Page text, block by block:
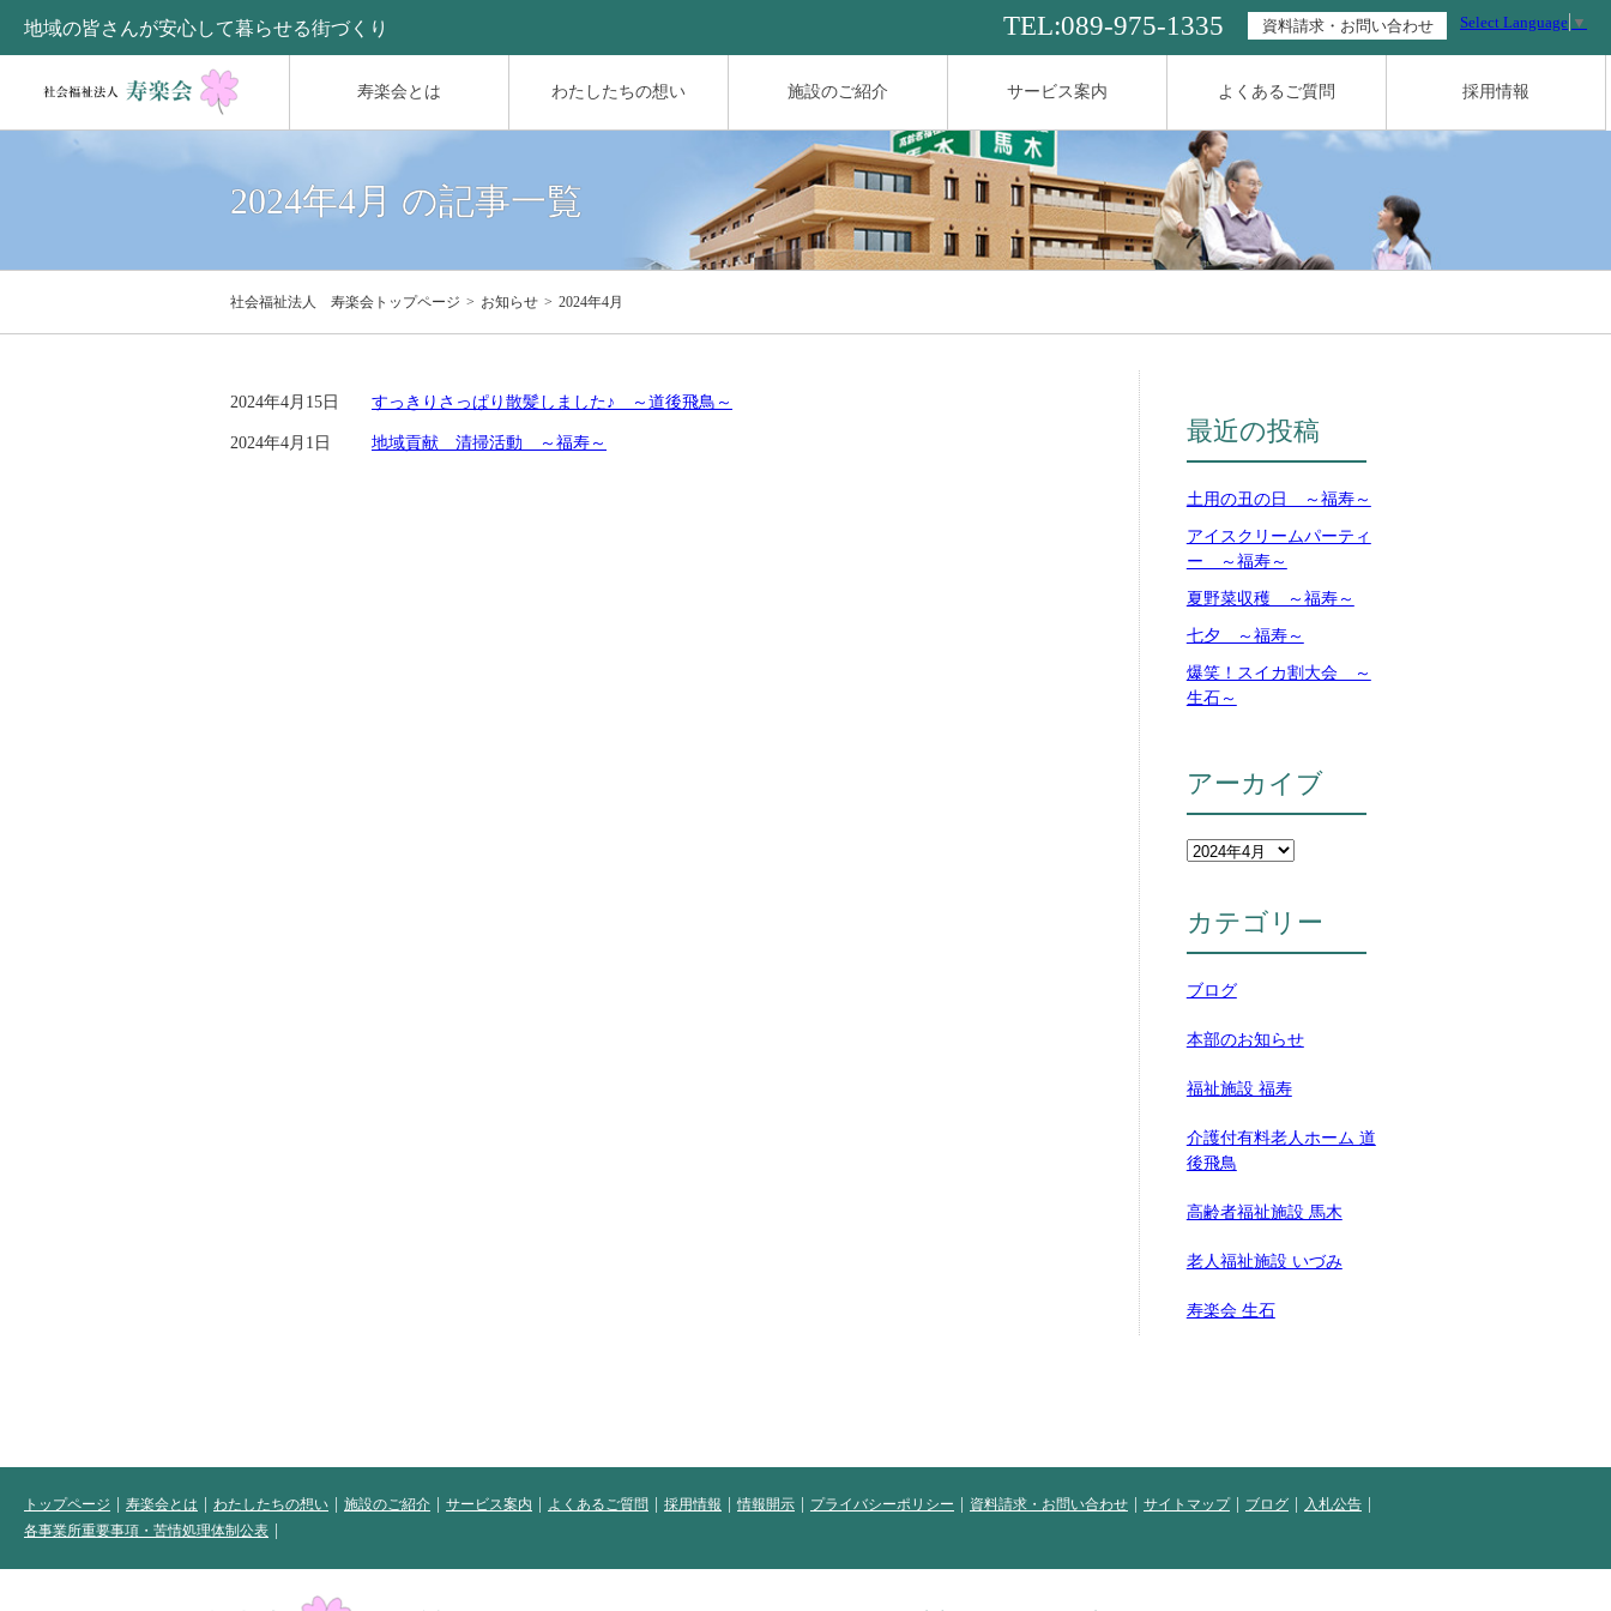
寿楽会とは わたしたちの想い 施設のご紹介 サービス案内 よくあるご質問 採用情報
地域の皆さんが安心して暮らせる街づくり TEL:089-975-1335 資料請求・お問い合わせ Select Language ▼
2024年4月 の記事一覧
社会福祉法人 寿楽会トップページ お知らせ 2024年4月
2024年4月15日 すっきりさっぱり散髪しました♪ ～道後飛鳥～
2024年4月1日 地域貢献 清掃活動 ～福寿～ 最近の投稿
土用の丑の日 ～福寿～
アイスクリームパーティ
ー ～福寿～
夏野菜収穫 ～福寿～
七夕 ～福寿～
爆笑！スイカ割大会 ～
生石～
アーカイブ
カテゴリー
ブログ
本部のお知らせ
福祉施設 福寿
介護付有料老人ホーム 道
後飛鳥
高齢者福祉施設 馬木
老人福祉施設 いづみ
寿楽会 生石
トップページ 寿楽会とは わたしたちの想い 施設のご紹介 サービス案内 よくあるご質問 採用情報 情報開示 プライバシーポリシー 資料請求・お問い合わせ サイトマップ ブログ
入札公告
各事業所重要事項・苦情処理体制公表